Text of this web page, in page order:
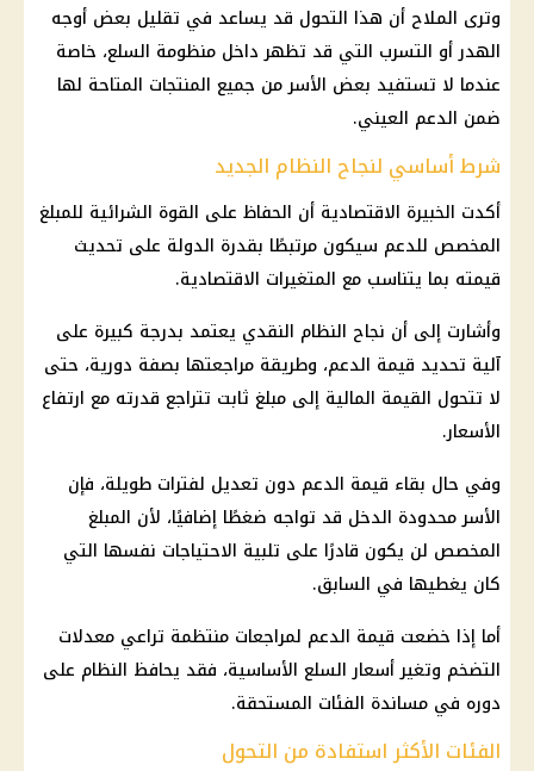
وترى الملاح أن هذا التحول قد يساعد في تقليل بعض أوجه
الهدر أو التسرب التي قد تظهر داخل منظومة السلع، خاصة
عندما لا تستفيد بعض الأسر من جميع المنتجات المتاحة لها
ضمن الدعم العيني.
شرط أساسي لنجاح النظام الجديد
أكدت الخبيرة الاقتصادية أن الحفاظ على القوة الشرائية للمبلغ
المخصص للدعم سيكون مرتبطًا بقدرة الدولة على تحديث
قيمته بما يتناسب مع المتغيرات الاقتصادية.
وأشارت إلى أن نجاح النظام النقدي يعتمد بدرجة كبيرة على
آلية تحديد قيمة الدعم، وطريقة مراجعتها بصفة دورية، حتى
لا تتحول القيمة المالية إلى مبلغ ثابت تتراجع قدرته مع ارتفاع
الأسعار.
وفي حال بقاء قيمة الدعم دون تعديل لفترات طويلة، فإن
الأسر محدودة الدخل قد تواجه ضغطًا إضافيًا، لأن المبلغ
المخصص لن يكون قادرًا على تلبية الاحتياجات نفسها التي
كان يغطيها في السابق.
أما إذا خضعت قيمة الدعم لمراجعات منتظمة تراعي معدلات
التضخم وتغيرأسعار السلع الأساسية، فقد يحافظ النظام على
دوره في مساندة الفئات المستحقة.
الفئات الأكثر استفادة من التحول